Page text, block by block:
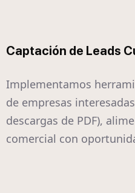
Captación de Leads
Implementamos
de empresas
descargas de PDF),
comercial con